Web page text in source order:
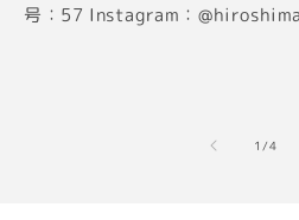
号：57 Instagram：
1 /の
4